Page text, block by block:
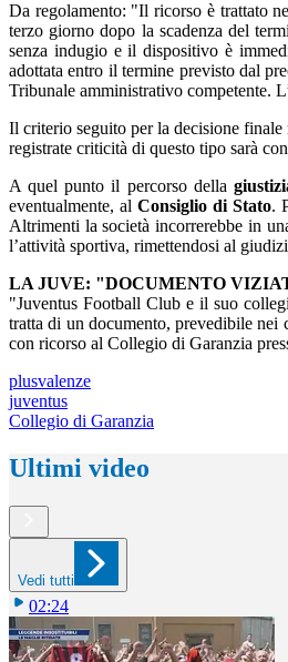
Da regolamento: "Il ricorso è trattato
terzo giorno dopo la scadenza del
senza indugio e il dispositivo è
adottata entro il termine previsto dal
Tribunale amministrativo competente.
Il criterio seguito per la decisione
registrate criticità di questo tipo sarà
A quel punto il percorso della
eventualmente, alConsiglio di Stato.
Altrimenti la società incorrerebbe in
l’attività sportiva, rimettendosi al
LA JUVE: "DOCUMENTO
"Juventus Football Club e il suo
tratta di un documento, prevedibile nei
con ricorso al Collegio di Garanzia
plusvalenze
juventus
Collegio di Garanzia
Ultimi video
Vedi tutti
02:24